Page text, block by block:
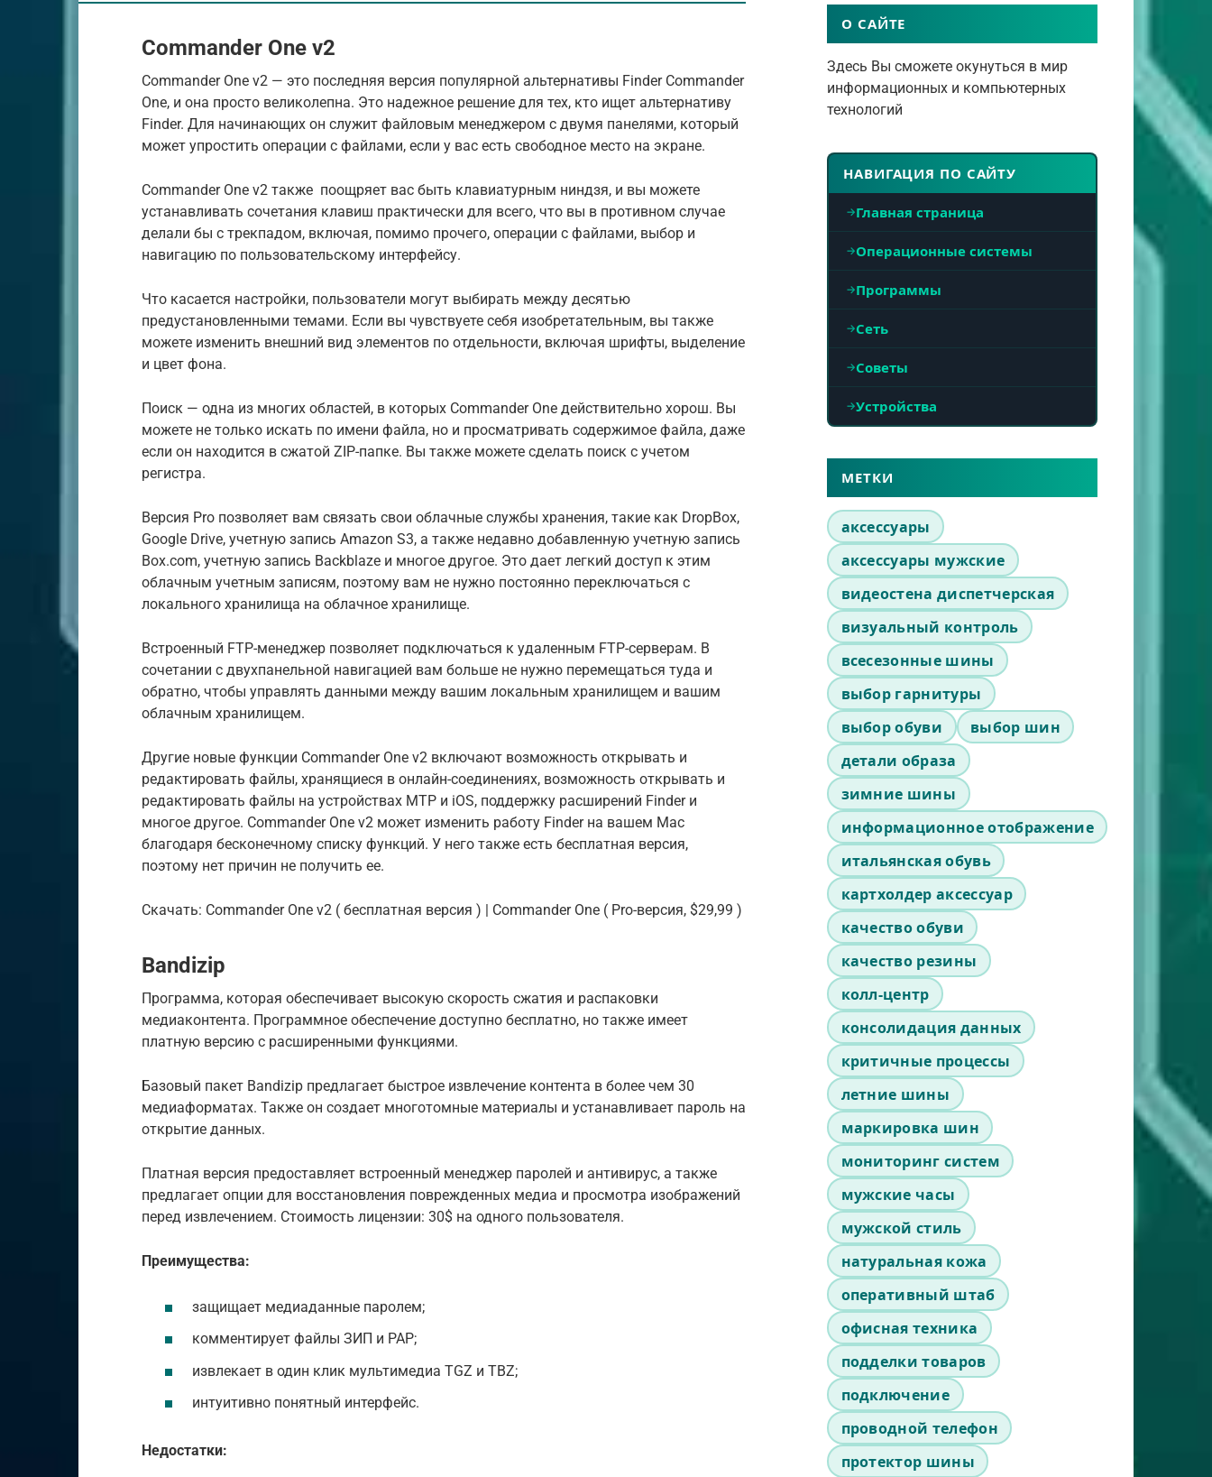
Commander One v2
Commander One v2 — это последняя версия популярной альтернативы Finder Commander
One, и она просто великолепна. Это надежное решение для тех, кто ищет альтернативу
Finder. Для начинающих он служит файловым менеджером с двумя панелями, который
может упростить операции с файлами, если у вас есть свободное место на экране.
Commander One v2 также поощряет вас быть клавиатурным ниндзя, и вы можете
устанавливать сочетания клавиш практически для всего, что вы в противном случае
делали бы с трекпадом, включая, помимо прочего, операции с файлами, выбор и
навигацию по пользовательскому интерфейсу.
Что касается настройки, пользователи могут выбирать между десятью
предустановленными темами. Если вы чувствуете себя изобретательным, вы также
можете изменить внешний вид элементов по отдельности, включая шрифты, выделение
и цвет фона.
Поиск — одна из многих областей, в которых Commander One действительно хорош. Вы
можете не только искать по имени файла, но и просматривать содержимое файла, даже
если он находится в сжатой ZIP-папке. Вы также можете сделать поиск с учетом
регистра.
Версия Pro позволяет вам связать свои облачные службы хранения, такие как DropBox,
Google Drive, учетную запись Amazon S3, а также недавно добавленную учетную запись
Box.com, учетную запись Backblaze и многое другое. Это дает легкий доступ к этим
облачным учетным записям, поэтому вам не нужно постоянно переключаться с
локального хранилища на облачное хранилище.
Встроенный FTP-менеджер позволяет подключаться к удаленным FTP-серверам. В
сочетании с двухпанельной навигацией вам больше не нужно перемещаться туда и
обратно, чтобы управлять данными между вашим локальным хранилищем и вашим
облачным хранилищем.
Другие новые функции Commander One v2 включают возможность открывать и
редактировать файлы, хранящиеся в онлайн-соединениях, возможность открывать и
редактировать файлы на устройствах MTP и iOS, поддержку расширений Finder и
многое другое. Commander One v2 может изменить работу Finder на вашем Mac
благодаря бесконечному списку функций. У него также есть бесплатная версия,
поэтому нет причин не получить ее.
Скачать: Commander One v2 ( бесплатная версия ) | Commander One ( Pro-версия, $29,99 )
Bandizip
Программа, которая обеспечивает высокую скорость сжатия и распаковки
медиаконтента. Программное обеспечение доступно бесплатно, но также имеет
платную версию с расширенными функциями.
Базовый пакет Bandizip предлагает быстрое извлечение контента в более чем 30
медиаформатах. Также он создает многотомные материалы и устанавливает пароль на
открытие данных.
Платная версия предоставляет встроенный менеджер паролей и антивирус, а также
предлагает опции для восстановления поврежденных медиа и просмотра изображений
перед извлечением. Стоимость лицензии: 30$ на одного пользователя.
Преимущества:
защищает медиаданные паролем;
комментирует файлы ЗИП и РАР;
извлекает в один клик мультимедиа TGZ и TBZ;
интуитивно понятный интерфейс.
Недостатки:
О САЙТЕ
Здесь Вы сможете окунуться в мир
информационных и компьютерных
технологий
НАВИГАЦИЯ ПО САЙТУ
Главная страница
Операционные системы
Программы
Сеть
Советы
Устройства
МЕТКИ
аксессуары
аксессуары мужские
видеостена диспетчерская
визуальный контроль
всесезонные шины
выбор гарнитуры
выбор обуви
выбор шин
детали образа
зимние шины
информационное отображение
итальянская обувь
картхолдер аксессуар
качество обуви
качество резины
колл-центр
консолидация данных
критичные процессы
летние шины
маркировка шин
мониторинг систем
мужские часы
мужской стиль
натуральная кожа
оперативный штаб
офисная техника
подделки товаров
подключение
проводной телефон
протектор шины